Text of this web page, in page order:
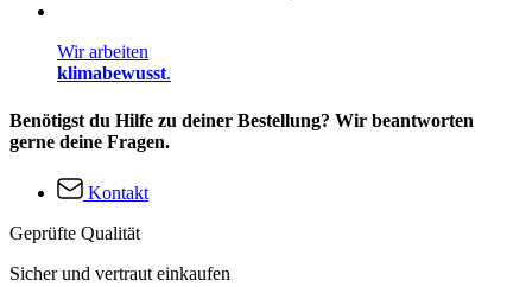
Wir arbeiten
klimabewusst.
Benötigst du Hilfe zu deiner Bestellung? Wir beantworten
gerne deine Fragen.
Kontakt
Geprüfte Qualität
Sicher und vertraut einkaufen